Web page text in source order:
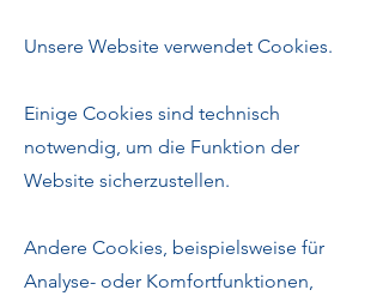
Unsere Website verwendet Cookies.
Einige Cookies sind technisch
notwendig, um die Funktion der
Website sicherzustellen.
Andere Cookies, beispielsweise für
Analyse- oder Komfortfunktionen,